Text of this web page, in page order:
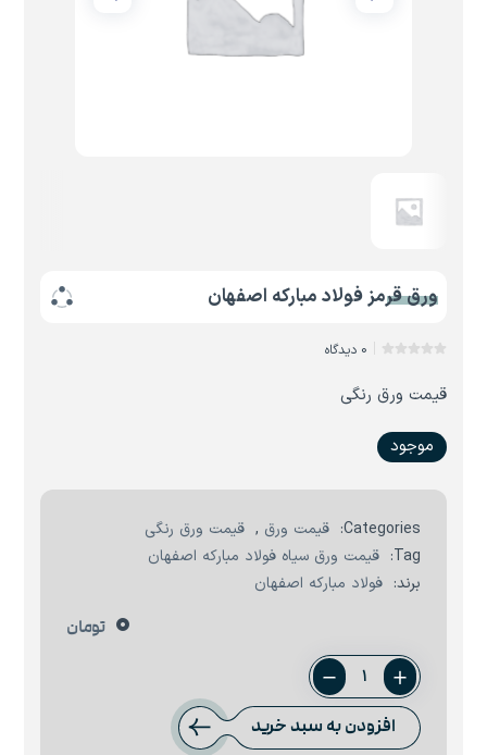
ورق قرمز فولاد مبارکه اصفهان
0 دیدگاه
قیمت ورق رنگی
موجود
Categories: قیمت ورق , قیمت ورق رنگی
Tag:
قیمت ورق سیاه فولاد مبارکه اصفهان
برند: فولاد مبارکه اصفهان
0 تومان
ورق
قرمز
فولاد
افزودن به سبد خرید